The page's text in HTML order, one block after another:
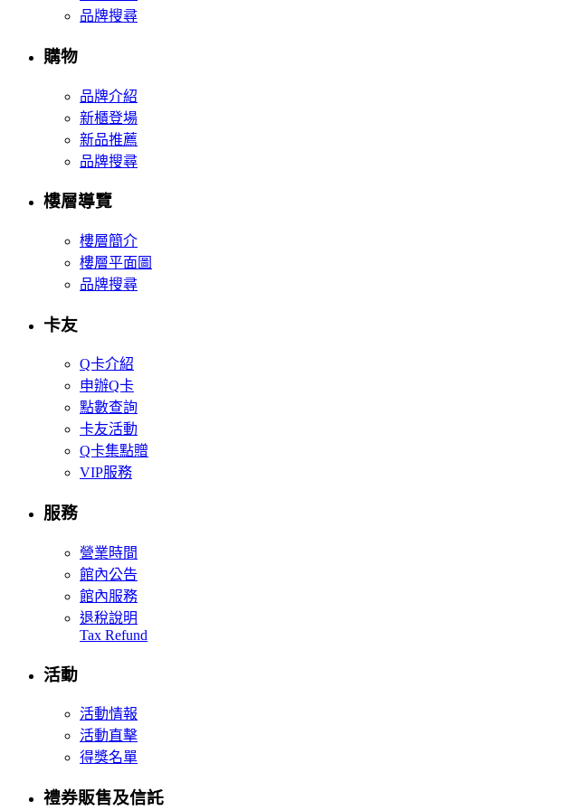
品牌搜尋
購物
品牌介紹
新櫃登場
新品推薦
品牌搜尋
樓層導覽
樓層簡介
樓層平面圖
品牌搜尋
卡友
Q卡介紹
申辦Q卡
點數查詢
卡友活動
Q卡集點贈
VIP服務
服務
營業時間
館內公告
館內服務
退稅說明
Tax Refund
活動
活動情報
活動直擊
得獎名單
禮券販售及信託